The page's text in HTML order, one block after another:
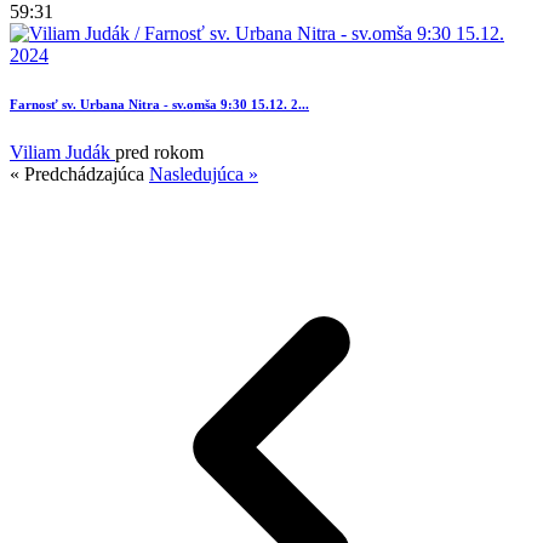
2
59:31
Farnosť sv. Urbana Nitra - sv.omša 9:30 15.12. 2...
Viliam Judák pred rokom
« Predchádzajúca Nasledujúca »